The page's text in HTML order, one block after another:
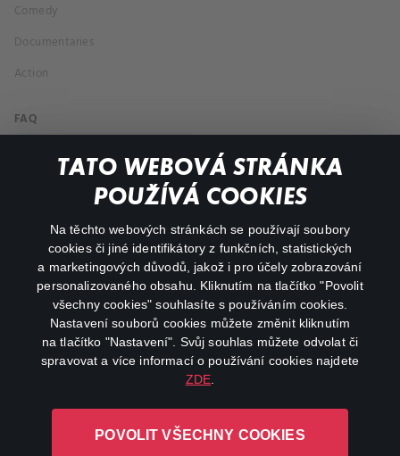
TATO WEBOVÁ STRÁNKA
POUŽÍVÁ COOKIES
Na těchto webových stránkách se používají soubory
cookies či jiné identifikátory z funkčních, statistických
a marketingových důvodů, jakož i pro účely zobrazování
personalizovaného obsahu. Kliknutím na tlačítko "Povolit
všechny cookies" souhlasíte s používáním cookies.
Nastavení souborů cookies můžete změnit kliknutím
na tlačítko "Nastavení". Svůj souhlas můžete odvolat či
spravovat a více informací o používání cookies najdete
ZDE
POVOLIT VŠECHNY COOKIES
Comedy
Documentaries
Action
FAQ
My profile
facebookinstagram
youtube
L-1246 Luxembourg R.C.S.